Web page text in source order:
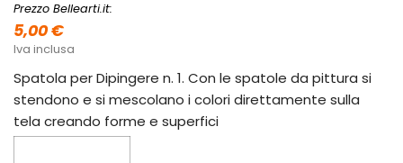
Prezzo Bellearti.it:
5,00 €
Iva inclusa
Spatola per Dipingere n. 1. Con le spatole da pittura si
stendono e si mescolano i colori direttamente sulla
tela creando forme e superfici